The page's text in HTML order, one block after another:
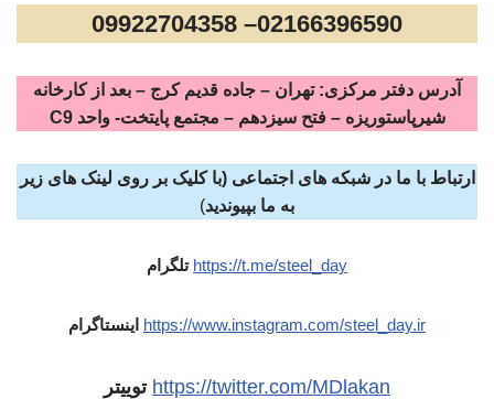
02166396590– 09922704358
آدرس دفتر مرکزی: تهران – جاده قدیم کرج – بعد از کارخانه
شیرپاستوریزه – فتح سیزدهم – مجتمع پایتخت- واحد C9
ارتباط با ما در شبکه های اجتماعی (با کلیک بر روی لینک های زیر
به ما بپیوندید)
https://t.me/steel_day تلگرام
https://www.instagram.com/steel_day.ir اینستاگرام
https://twitter.com/MDlakan توییتر